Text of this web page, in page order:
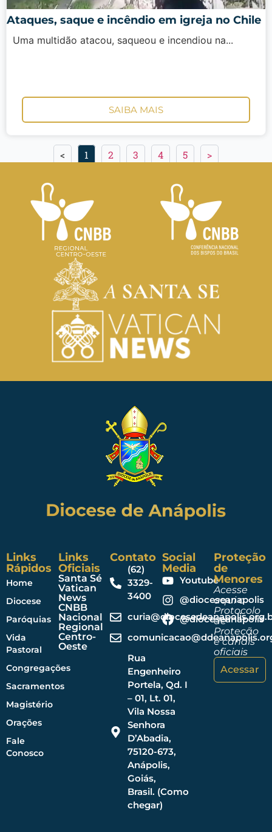
Ataques, saque e incêndio em igreja no Chile
Uma multidão atacou, saqueou e incendiou na...
SAIBA MAIS
< 1 2 3 4 5 >
Links
Rápidos
Home
Diocese
Paróquias
Vida
Pastoral
Congregações
Sacramentos
Magistério
Orações
Fale
Conosco
Links
Oficiais
Santa Sé
Vatican
News
CNBB
Nacional
Regional
Centro-
Oeste
Contato
(62)
3329-
3400
Rua
Engenheiro
Portela, Qd. I
– 01, Lt. 01,
Vila Nossa
Senhora
D’Abadia,
75120-673,
Anápolis,
Goiás,
Brasil. (Como
chegar)
Social
Media
Youtube
@dioceseanapolis
@dioceseanapolis
Proteção
de
Menores
Acesse
aqui o
Protocolo
de
Proteção
e canais
oficiais
Acessar